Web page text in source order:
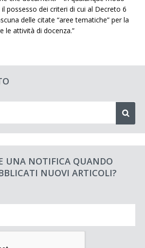
possesso dei criteri di cui al Decreto 6
delle citate “aree tematiche” per la
le attività di docenza.”
UNA NOTIFICA QUANDO
NUOVI ARTICOLI?